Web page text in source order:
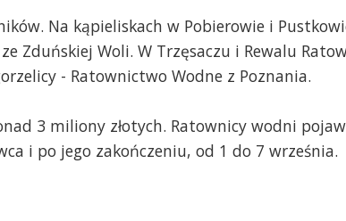
Na kąpieliskach w Pobierowie i
Zduńskiej Woli. W Trzęsaczu i Rewalu
- Ratownictwo Wodne z Poznania.
3 miliony złotych. Ratownicy wodni
i po jego zakończeniu, od 1 do 7 września.